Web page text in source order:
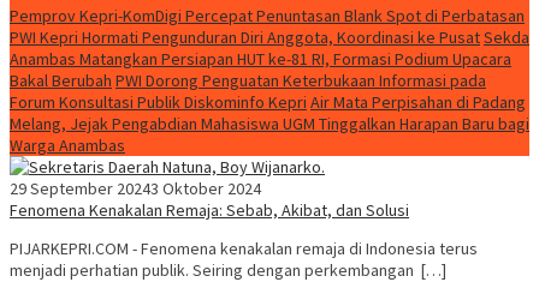
Pemprov Kepri-KomDigi Percepat Penuntasan Blank Spot di Perbatasan
PWI Kepri Hormati Pengunduran Diri Anggota, Koordinasi ke PusatSekda
Anambas Matangkan Persiapan HUT ke-81 RI, Formasi Podium Upacara
Bakal Berubah PWI Dorong Penguatan Keterbukaan Informasi pada
Forum Konsultasi Publik Diskominfo Kepri Air Mata Perpisahan di Padang
Melang, Jejak Pengabdian Mahasiswa UGM Tinggalkan Harapan Baru bagi
Warga Anambas
29 September 20243 Oktober 2024
Fenomena Kenakalan Remaja: Sebab, Akibat, dan Solusi
PIJARKEPRI.COM - Fenomena kenakalan remaja di Indonesia terus
menjadi perhatian publik. Seiring dengan perkembangan […]